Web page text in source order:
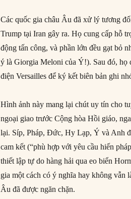
Các quốc gia châu Âu đã xử lý tương
Trump tại Iran gây ra. Họ cung cấp hỗ
động tấn công, và phần lớn đều gạt bỏ
ý là Giorgia Meloni của Ý!). Sau đó, họ
điện Versailles để ký kết biên bản ghi
Hình ảnh này mang lại chút uy tín cho
ngoại giao trước Cộng hòa Hồi giáo,
lại. Síp, Pháp, Đức, Hy Lạp, Ý và Anh
cam kết (“phù hợp với yêu cầu hiến
thiết lập tự do hàng hải qua eo biển
gia một cách có ý nghĩa hay không vẫn
Âu đã được ngăn chặn.